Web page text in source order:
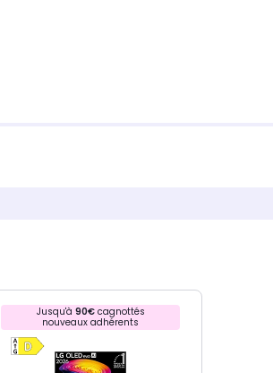
Jusqu'à 90€cagnottés
nouveaux adhérents